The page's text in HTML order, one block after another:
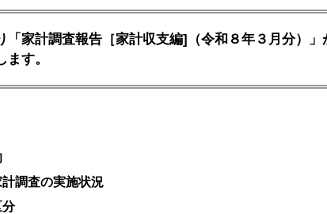
「家計調査報告［家計収支編]（令和８年３月分）
す。
調査の実施状況